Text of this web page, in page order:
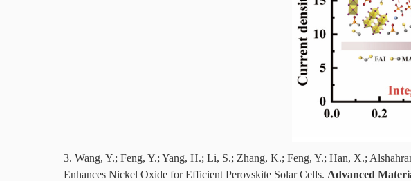
3. Wang, Y.; Feng, Y.; Yang, H.; Li, S.; Zhang, K.; Feng, Y.; Han, X.;
Enhances Nickel Oxide for Efficient Perovskite Solar Cells. Advanced